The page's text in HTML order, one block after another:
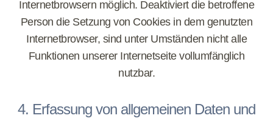
Internetbrowsern möglich. Deaktiviert die betroffene
Person die Setzung von Cookies in dem genutzten
Internetbrowser, sind unter Umständen nicht alle
Funktionen unserer Internetseite vollumfänglich
nutzbar.
4. Erfassung von allgemeinen Daten und